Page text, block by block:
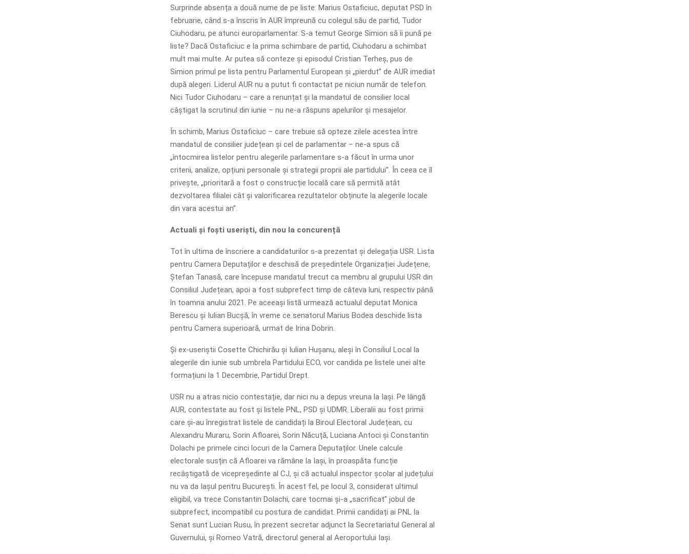
Surprinde absența a două nume de pe liste: Marius Ostaficiuc, deputat PSD în
februarie, când s-a înscris în AUR împreună cu colegul său de partid, Tudor
Ciuhodaru, pe atunci europarlamentar. S-a temut George Simion să îi pună pe
liste? Dacă Ostaficiuc e la prima schimbare de partid, Ciuhodaru a schimbat
mult mai multe. Ar putea să conteze și episodul Cristian Terheș, pus de
Simion primul pe lista pentru Parlamentul European și „pierdut” de AUR imediat
după alegeri. Liderul AUR nu a putut fi contactat pe niciun număr de telefon.
Nici Tudor Ciuhodaru – care a renunțat și la mandatul de consilier local
câștigat la scrutinul din iunie – nu ne-a răspuns apelurilor și mesajelor.
În schimb, Marius Ostaficiuc – care trebuie să opteze zilele acestea între
mandatul de consilier județean și cel de parlamentar – ne-a spus că
„întocmirea listelor pentru alegerile parlamentare s-a făcut în urma unor
criterii, analize, opțiuni personale și strategii proprii ale partidului”. În ceea ce îl
privește, „prioritară a fost o construcție locală care să permită atât
dezvoltarea filialei cât și valorificarea rezultatelor obținute la alegerile locale
din vara acestui an”.
Actuali și foști useriști, din nou la concurență
Tot în ultima de înscriere a candidaturilor s-a prezentat și delegația USR. Lista
pentru Camera Deputaților e deschisă de președintele Organizației Județene,
Ștefan Tanasă, care începuse mandatul trecut ca membru al grupului USR din
Consiliul Județean, apoi a fost subprefect timp de câteva luni, respectiv până
în toamna anului 2021. Pe aceeași listă urmează actualul deputat Monica
Berescu și Iulian Bucșă, în vreme ce senatorul Marius Bodea deschide lista
pentru Camera superioară, urmat de Irina Dobrin.
Și ex-useriștii Cosette Chichirău și Iulian Hușanu, aleși în Consiliul Local la
alegerile din iunie sub umbrela Partidului ECO, vor candida pe listele unei alte
formațiuni la 1 Decembrie, Partidul Drept.
USR nu a atras nicio contestație, dar nici nu a depus vreuna la Iași. Pe lângă
AUR, contestate au fost și listele PNL, PSD și UDMR. Liberalii au fost primii
care și-au înregistrat listele de candidați la Biroul Electoral Județean, cu
Alexandru Muraru, Sorin Afloarei, Sorin Năcuță, Luciana Antoci și Constantin
Dolachi pe primele cinci locuri de la Camera Deputaților. Unele calcule
electorale susțin că Afloarei va rămâne la Iași, în proaspăta funcție
recâștigată de vicepreședinte al CJ, și că actualul inspector școlar al județului
nu va da Iașul pentru București. În acest fel, pe locul 3, considerat ultimul
eligibil, va trece Constantin Dolachi, care tocmai și-a „sacrificat” jobul de
subprefect, incompatibil cu postura de candidat. Primii candidați ai PNL la
Senat sunt Lucian Rusu, în prezent secretar adjunct la Secretariatul General al
Guvernului, și Romeo Vatră, directorul general al Aeroportului Iași.